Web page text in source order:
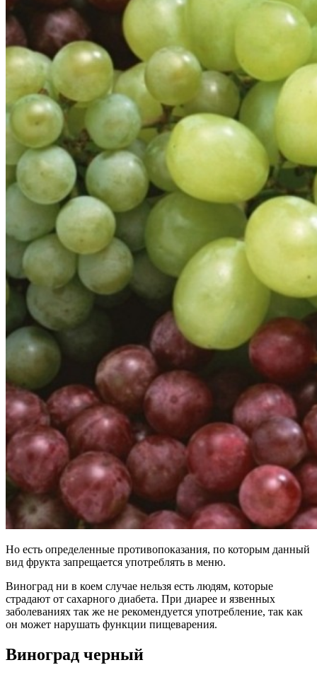
Но есть определенные противопоказания, по которым данный
вид фрукта запрещается употреблять в меню.
Виноград ни в коем случае нельзя есть людям, которые
страдают от сахарного диабета. При диарее и язвенных
заболеваниях так же не рекомендуется употребление, так как
он может нарушать функции пищеварения.
Виноград черный